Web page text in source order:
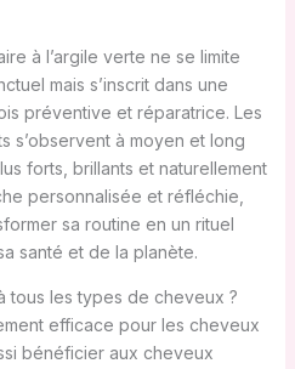
à l’argile verte ne se limite
mais s’inscrit dans une
préventive et réparatrice. Les
s’observent à moyen et long
forts, brillants et naturellement
personnalisée et réfléchie,
sa routine en un rituel
santé et de la planète.
tous les types de cheveux ?
efficace pour les cheveux
bénéficier aux cheveux